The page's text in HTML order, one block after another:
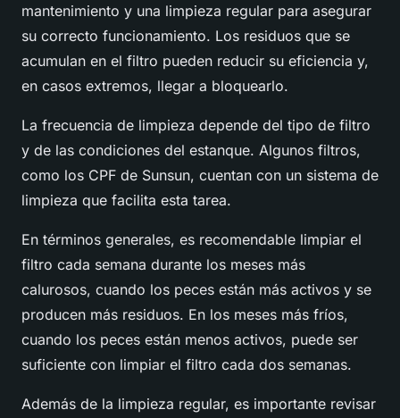
mantenimiento y una limpieza regular para asegurar
su correcto funcionamiento. Los residuos que se
acumulan en el filtro pueden reducir su eficiencia y,
en casos extremos, llegar a bloquearlo.
La frecuencia de limpieza depende del tipo de filtro
y de las condiciones del estanque. Algunos filtros,
como los CPF de Sunsun, cuentan con un sistema de
limpieza que facilita esta tarea.
En términos generales, es recomendable limpiar el
filtro cada semana durante los meses más
calurosos, cuando los peces están más activos y se
producen más residuos. En los meses más fríos,
cuando los peces están menos activos, puede ser
suficiente con limpiar el filtro cada dos semanas.
Además de la limpieza regular, es importante revisar